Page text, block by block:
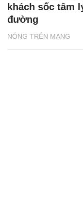
NÓNG TRÊN MẠNG
khách sốc tâm
đường